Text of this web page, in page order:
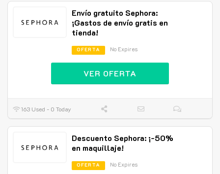
Envío gratuito Sephora:
¡Gastos de envío gratis en
tienda!
OFERTA No Expires
VER OFERTA
163 Used - 0 Today
Descuento Sephora: ¡-50%
en maquillaje!
OFERTA No Expires